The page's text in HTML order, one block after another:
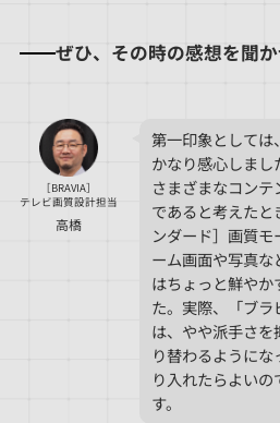
ぜひ、その時の感想を聞か
［BRAVIA］
テレビ画質設計担当
高橋
第一印象としては
かなり感心しま
さまざまなコン
であると考えたと
ンダード］画質
ーム画面や写真な
はちょっと鮮や
た。実際、「ブ
は、やや派手さ
り替わるように
り入れたらよい
す。